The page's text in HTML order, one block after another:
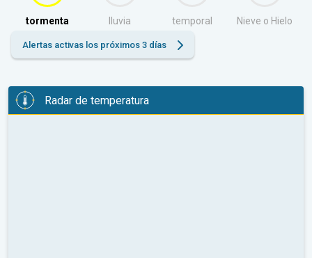
tormenta lluvia temporal Nieve o Hielo
Alertas activas los próximos 3 días
Radar de temperatura